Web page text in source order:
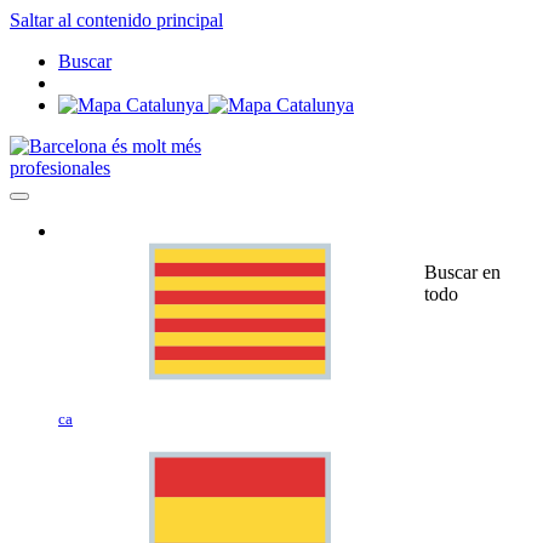
Saltar al contenido principal
Buscar
profesionales
ca
Buscar en
todo